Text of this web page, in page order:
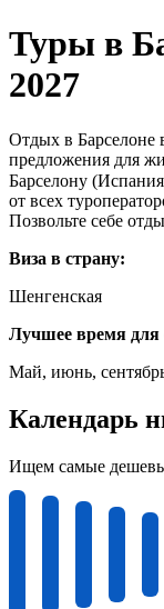
Туры в
2027
Отдых в Барселоне
предложения для
Барселону
от всех
Позвольте себе
Виза в страну:
Шенгенская
Лучшее время для
Май, июнь,
Календарь
Ищем самые